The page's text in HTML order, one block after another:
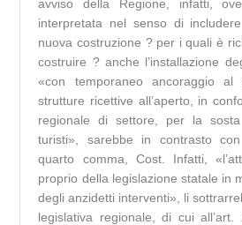
avviso della Regione, infatti,
interpretata nel senso di
nuova costruzione ? per i quali è
costruire ? anche l’installazione
«con temporaneo ancoraggio al
strutture ricettive all’aperto, in
regionale di settore, per la
turisti», sarebbe in contrasto
quarto comma, Cost. Infatti,
proprio della legislazione statale in
degli anzidetti interventi», li
legislativa regionale, di cui